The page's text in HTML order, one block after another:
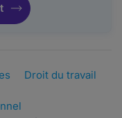
Droit du travail